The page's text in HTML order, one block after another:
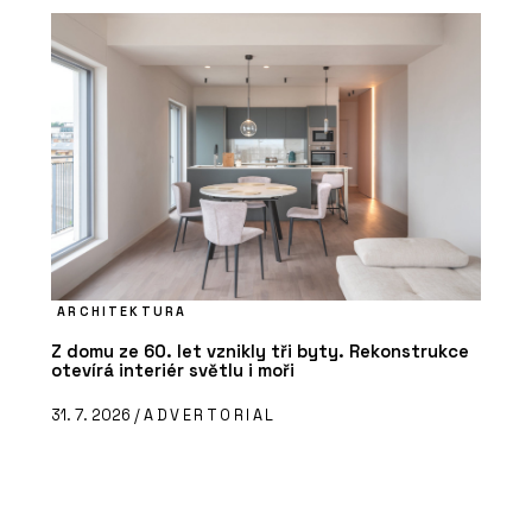
ARCHITEKTURA
Z domu ze 60. let vznikly tři byty. Rekonstrukce
otevírá interiér světlu i moři
31. 7. 2026 /ADVERTORIAL